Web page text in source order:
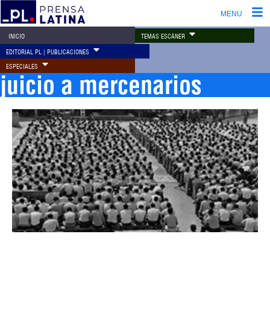
MENU
INICIO TEMAS ESCÁNER
EDITORIAL PL | PUBLICACIONES
ESPECIALES
juicio a mercenarios